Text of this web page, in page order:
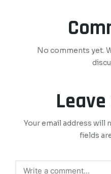
No comments yet.
Your email address will
fields